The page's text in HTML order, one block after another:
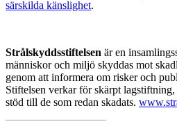
särskilda känslighet.
Strålskyddsstiftelsen är en
människor och miljö skyddas mot
genom att informera om risker och
Stiftelsen verkar för skärpt
stöd till de som redan skadats.